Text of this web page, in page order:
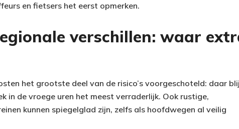
en fietsers het eerst opmerken.
verschillen: waar
het grootste deel van de risico’s voorgeschoteld: daar
in de vroege uren het meest verraderlijk. Ook rustige,
kunnen spiegelglad zijn, zelfs als hoofdwegen al veilig